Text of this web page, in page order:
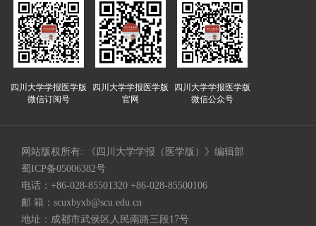
四川大学学报医学版
微信订阅号
四川大学学报医学版
官网
四川大学学报医学版
微信公众号
网站版权所有: 《四川大学学报（医学版）》编辑部
蜀ICP备05006382号
电话：+86-028-85501320 +86-028-85500106
邮 箱： scuxbyxb@scu.edu.cn
地址：成都市武侯区人民南路三段17号